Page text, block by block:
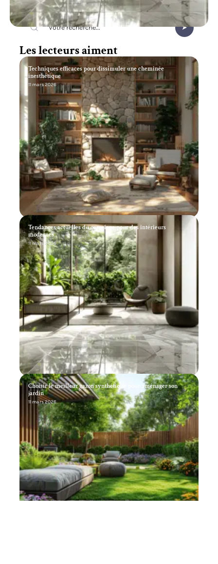
Recherche
Les lecteurs aiment
Techniques efficaces pour dissimuler une cheminée
inesthétique
11 mars 2026
Tendances actuelles du carrelage pour des intérieurs
modernes
11 mars 2026
Choisir le meilleur gazon synthétique pour aménager son
jardin
11 mars 2026